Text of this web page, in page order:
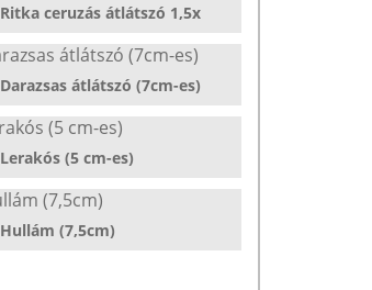
Ritka ceruzás átlátszó 1,5x
Darazsas átlátszó (7cm-es)
Lerakós (5 cm-es)
Hullám (7,5cm)